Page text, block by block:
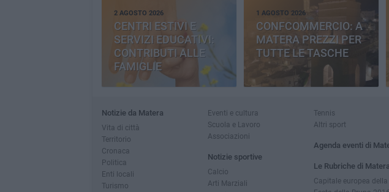
2 AGOSTO 2026
CENTRI ESTIVI E
SERVIZI EDUCATIVI:
CONTRIBUTI ALLE
FAMIGLIE
1 AGOSTO 2026
CONFCOMMERCIO: A
MATERA PREZZI PER
TUTTE LE TASCHE
Notizie da Matera
Vita di città
Territorio
Cronaca
Politica
Enti locali
Turismo
Eventi e cultura
Scuola e Lavoro
Associazioni
Notizie sportive
Calcio
Arti Marziali
Tennis
Altri sport
Agenda eventi di
Le Rubriche di
Capitale europea